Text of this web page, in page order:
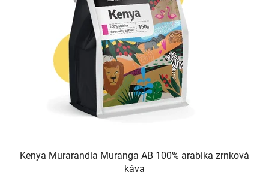
Kenya Murarandia Muranga AB 100% arabika zrnková
káva